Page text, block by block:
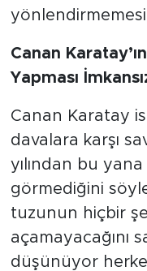
Canan
Yapması
Canan Karatay
davalara karşı
yılından bu
görmediğini
tuzunun hiçbir
açamayacağını
düşünüyor